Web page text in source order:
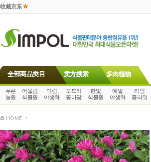
收藏京东
全部商品类目 卖方搜索 多肉植物
푸른
농원
어울림
식물원
미림
야생화
오드리
꽃마당
한빛
식물원
예일
야생화
리빙
플라워
>